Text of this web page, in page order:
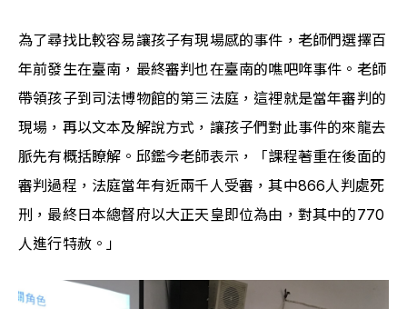
為了尋找比較容易讓孩子有現場感的事件，老師們選擇百
年前發生在臺南，最終審判也在臺南的噍吧哖事件。老師
帶領孩子到司法博物館的第三法庭，這裡就是當年審判的
現場，再以文本及解說方式，讓孩子們對此事件的來龍去
脈先有概括瞭解。 邱鑑今老師表示，「課程著重在後面的
審判過程，法庭當年有近兩千人受審，其中866人判處死
刑，最終日本總督府以大正天皇即位為由，對其中的770
人進行特赦。」